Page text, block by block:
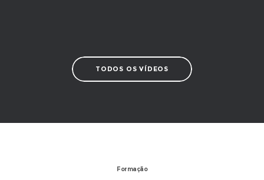
TODOS OS VÍDEOS
Formação